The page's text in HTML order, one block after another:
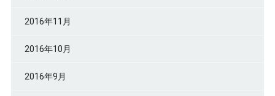
2016年11月
2016年10月
2016年9月